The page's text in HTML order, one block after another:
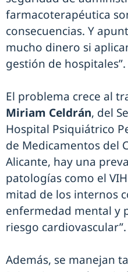
farmacoterapéutica
consecuencias. Y
mucho dinero si
gestión de hospitales”.
El problema crece al
Miriam Celdrán, del
Hospital Psiquiátrico
de Medicamentos del
Alicante, hay una
patologías como el
mitad de los internos
enfermedad mental y
riesgo cardiovascular”.
Además, se manejan